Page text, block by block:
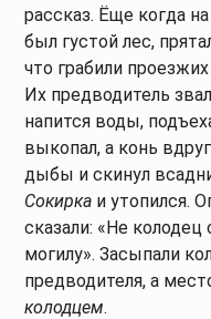
рассказ. Ёще когда
был густой лес,
что грабили
Их предводитель
напится воды,
выкопал, а конь
дыбы и скинул
Сокирка и утопился.
сказали: «Не
могилу». Засыпали
предводителя, а
колодцем.